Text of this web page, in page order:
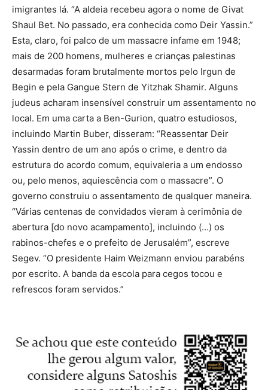
imigrantes lá. “A aldeia recebeu agora o nome de Givat
Shaul Bet. No passado, era conhecida como Deir Yassin.”
Esta, claro, foi palco de um massacre infame em 1948;
mais de 200 homens, mulheres e crianças palestinas
desarmadas foram brutalmente mortos pelo Irgun de
Begin e pela Gangue Stern de Yitzhak Shamir. Alguns
judeus acharam insensível construir um assentamento no
local. Em uma carta a Ben-Gurion, quatro estudiosos,
incluindo Martin Buber, disseram: “Reassentar Deir
Yassin dentro de um ano após o crime, e dentro da
estrutura do acordo comum, equivaleria a um endosso
ou, pelo menos, aquiescência com o massacre”. O
governo construiu o assentamento de qualquer maneira.
“Várias centenas de convidados vieram à cerimônia de
abertura [do novo acampamento], incluindo (…) os
rabinos-chefes e o prefeito de Jerusalém”, escreve
Segev. “O presidente Haim Weizmann enviou parabéns
por escrito. A banda da escola para cegos tocou e
refrescos foram servidos.”